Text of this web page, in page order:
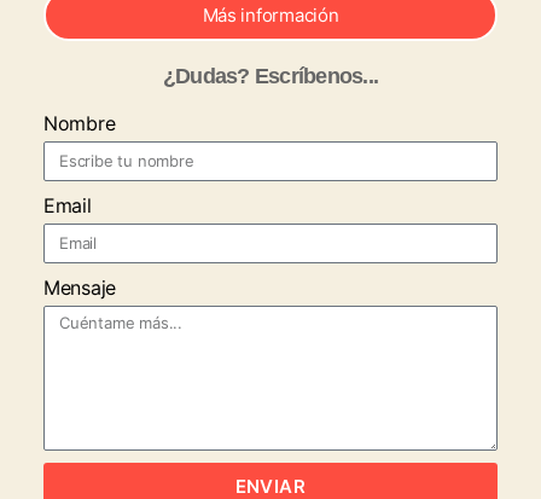
Más información
¿Dudas? Escríbenos...
Nombre
Email
Mensaje
ENVIAR